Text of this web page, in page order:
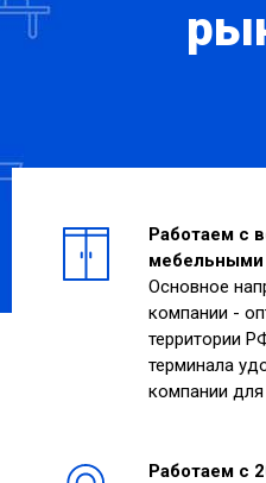
Работаем с
мебельными
Основное
компании -
территории
терминала
компании для
Работаем с